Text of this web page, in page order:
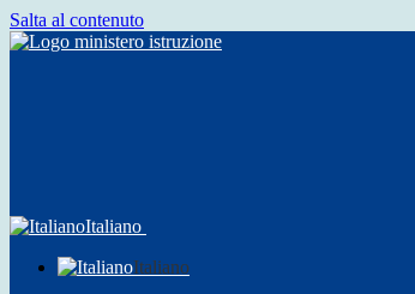
Salta al contenuto
Italiano
Italiano